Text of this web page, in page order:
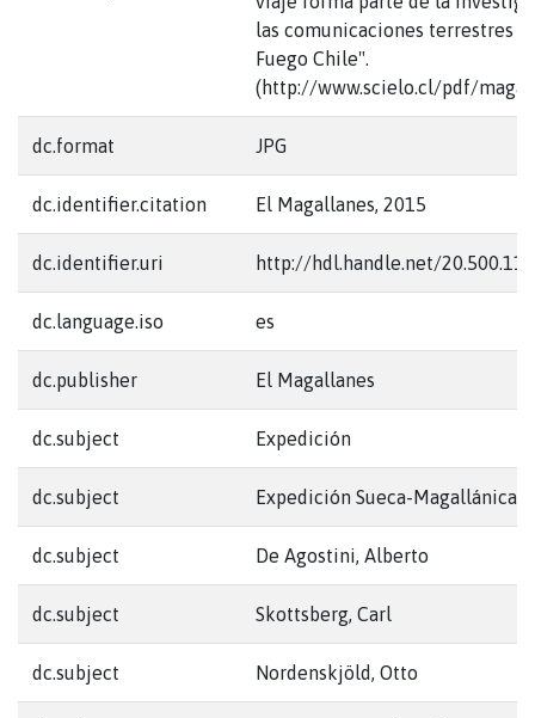
las comunicaciones terrestres
Fuego Chile".
(http://www.scielo.cl/pdf/
dc.format JPG
dc.identifier.citation El Magallanes, 2015
dc.identifier.uri http://hdl.handle.net/
dc.language.iso es
dc.publisher El Magallanes
dc.subject Expedición
dc.subject Expedición Sueca-Magallánica
dc.subject De Agostini, Alberto
dc.subject Skottsberg, Carl
dc.subject Nordenskjöld, Otto